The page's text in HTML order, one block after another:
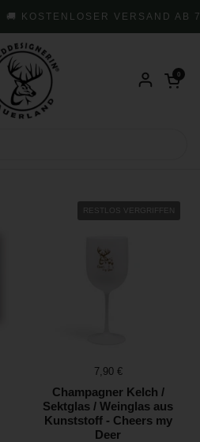
🚚 KOSTENLOSER VERSAND AB
Warenkorb
0
Preis:
7,90 €
Champagner Kelch /
Sektglas / Weinglas aus
Kunststoff - Cheers my
Deer
RESTLOS VERGRIFFEN